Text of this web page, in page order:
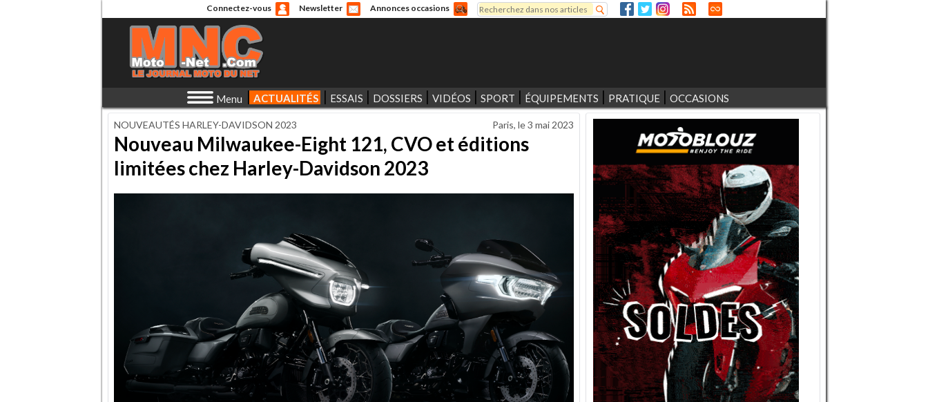
Connectez-vous Newsletter Annonces occasions
Formulaire de recherche
Rechercher
Menu ACTUALITÉS ESSAIS DOSSIERS VIDÉOS SPORT ÉQUIPEMENTS PRATIQUE OCCASIONS
NOUVEAUTÉS HARLEY-DAVIDSON 2023 Paris, le3 mai 2023
Nouveau Milwaukee-Eight 121, CVO et éditions
limitées chez Harley-Davidson 2023